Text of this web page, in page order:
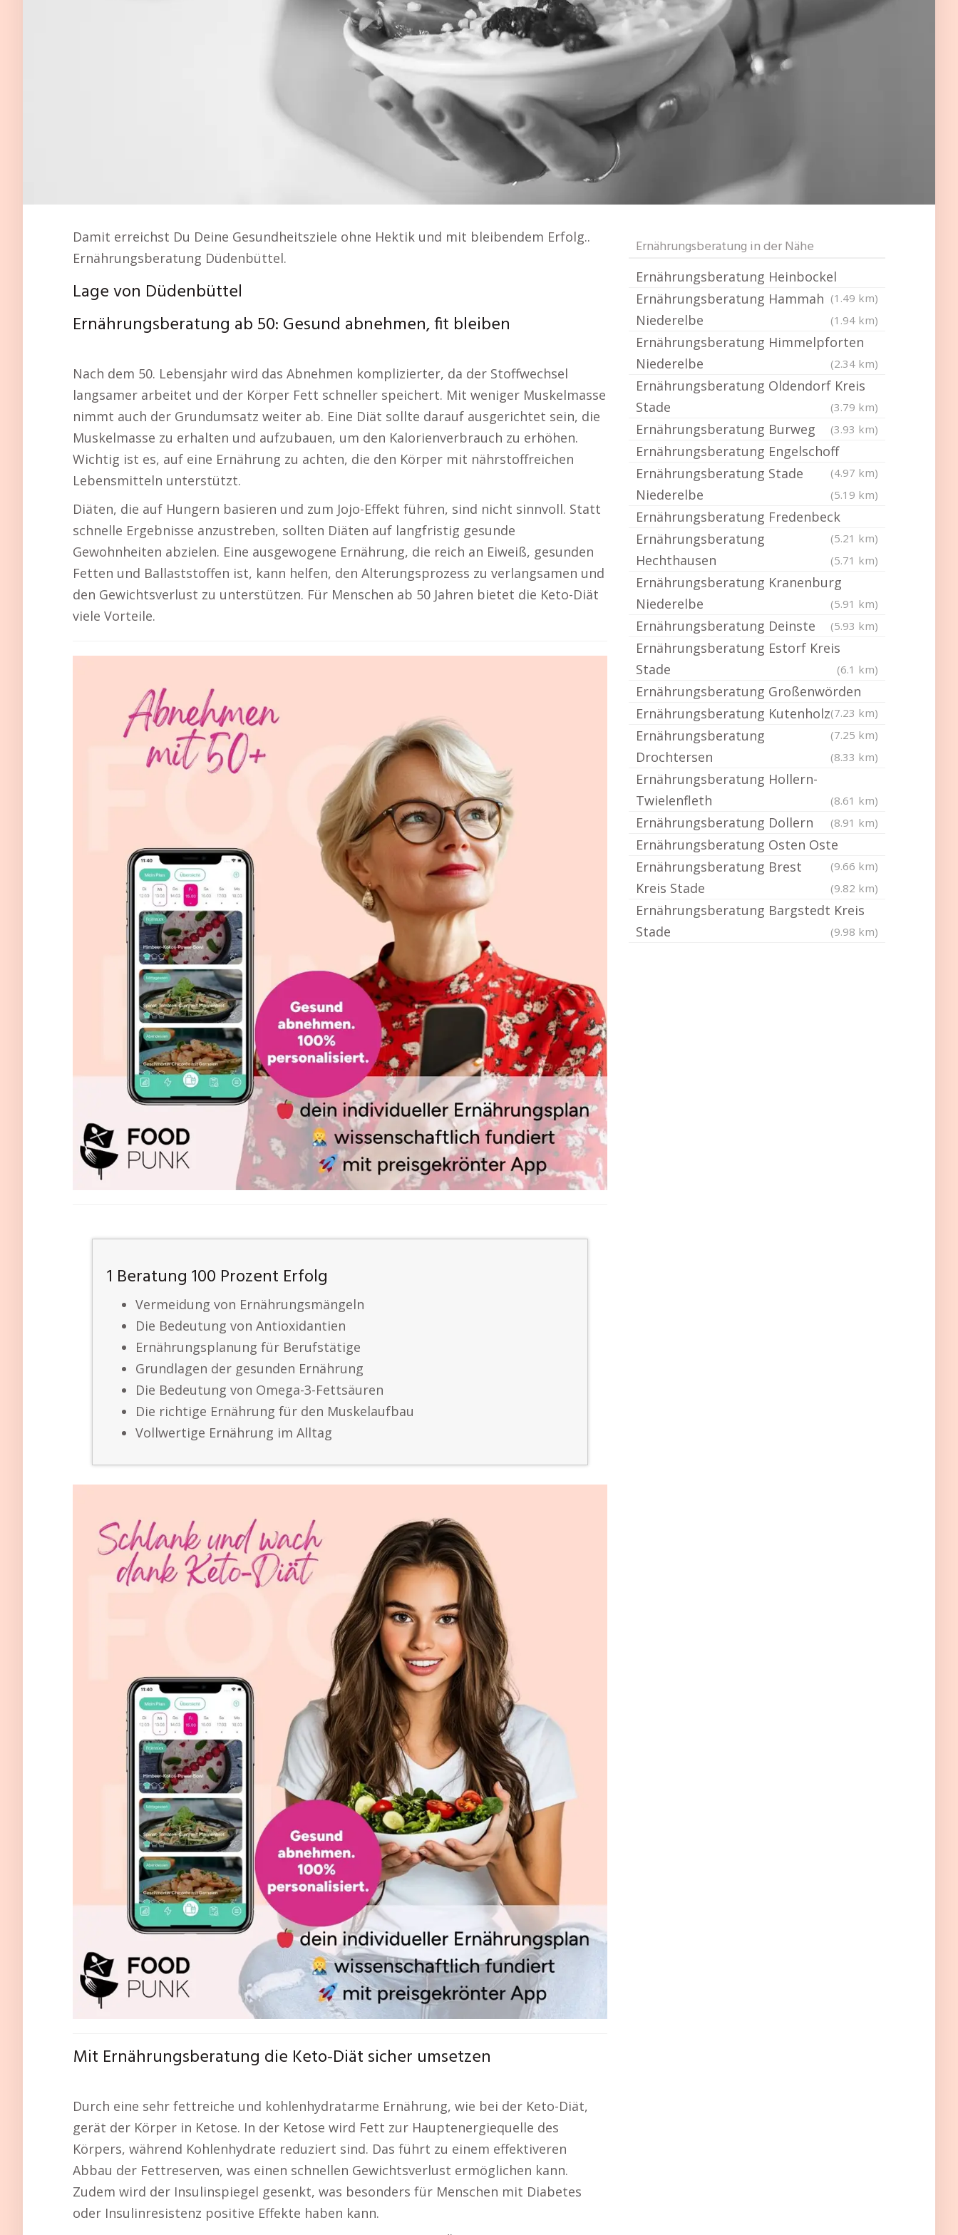
Damit erreichst Du Deine Gesundheitsziele ohne Hektik und mit bleibendem Erfolg..
Ernährungsberatung Düdenbüttel.
Lage von Düdenbüttel
Ernährungsberatung ab 50: Gesund abnehmen, fit bleiben
Nach dem 50. Lebensjahr wird das Abnehmen komplizierter, da der Stoffwechsel
langsamer arbeitet und der Körper Fett schneller speichert. Mit weniger Muskelmasse
nimmt auch der Grundumsatz weiter ab. Eine Diät sollte darauf ausgerichtet sein, die
Muskelmasse zu erhalten und aufzubauen, um den Kalorienverbrauch zu erhöhen.
Wichtig ist es, auf eine Ernährung zu achten, die den Körper mit nährstoffreichen
Lebensmitteln unterstützt.
Diäten, die auf Hungern basieren und zum Jojo-Effekt führen, sind nicht sinnvoll. Statt
schnelle Ergebnisse anzustreben, sollten Diäten auf langfristig gesunde
Gewohnheiten abzielen. Eine ausgewogene Ernährung, die reich an Eiweiß, gesunden
Fetten und Ballaststoffen ist, kann helfen, den Alterungsprozess zu verlangsamen und
den Gewichtsverlust zu unterstützen. Für Menschen ab 50 Jahren bietet die Keto-Diät
viele Vorteile.
1 Beratung 100 Prozent Erfolg
Vermeidung von Ernährungsmängeln
Die Bedeutung von Antioxidantien
Ernährungsplanung für Berufstätige
Grundlagen der gesunden Ernährung
Die Bedeutung von Omega-3-Fettsäuren
Die richtige Ernährung für den Muskelaufbau
Vollwertige Ernährung im Alltag
Mit Ernährungsberatung die Keto-Diät sicher umsetzen
Durch eine sehr fettreiche und kohlenhydratarme Ernährung, wie bei der Keto-Diät,
gerät der Körper in Ketose. In der Ketose wird Fett zur Hauptenergiequelle des
Körpers, während Kohlenhydrate reduziert sind. Das führt zu einem effektiveren
Abbau der Fettreserven, was einen schnellen Gewichtsverlust ermöglichen kann.
Zudem wird der Insulinspiegel gesenkt, was besonders für Menschen mit Diabetes
oder Insulinresistenz positive Effekte haben kann.
Ernährungsberatung in der Nähe
Ernährungsberatung Heinbockel
(1.49 km)
Ernährungsberatung Hammah
Niederelbe
(1.94 km)
Ernährungsberatung Himmelpforten
Niederelbe
(2.34 km)
Ernährungsberatung Oldendorf Kreis
Stade
(3.79 km)
Ernährungsberatung Burweg (3.93 km)
Ernährungsberatung Engelschoff
(4.97 km)
Ernährungsberatung Stade
Niederelbe
(5.19 km)
Ernährungsberatung Fredenbeck
(5.21 km)
Ernährungsberatung
Hechthausen
(5.71 km)
Ernährungsberatung Kranenburg
Niederelbe
(5.91 km)
Ernährungsberatung Deinste (5.93 km)
Ernährungsberatung Estorf Kreis
Stade
(6.1 km)
Ernährungsberatung Großenwörden
(7.23 km)
Ernährungsberatung Kutenholz
(7.25 km)
Ernährungsberatung
Drochtersen
(8.33 km)
Ernährungsberatung Hollern-
Twielenfleth
(8.61 km)
Ernährungsberatung Dollern (8.91 km)
Ernährungsberatung Osten Oste
(9.66 km)
Ernährungsberatung Brest
Kreis Stade
(9.82 km)
Ernährungsberatung Bargstedt Kreis
Stade
(9.98 km)